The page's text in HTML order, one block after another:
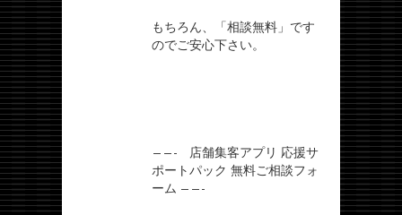
もちろん、「相談無料」です
のでご安心下さい。
——- 店舗集客アプリ 応援サ
ポートパック 無料ご相談フォ
ーム ——-